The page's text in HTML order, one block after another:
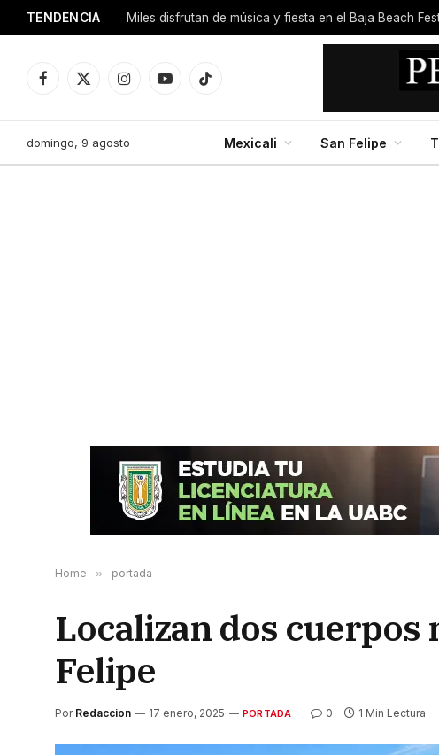
TENDENCIA Miles disfrutan de música y fiesta en el Baja Beach
Facebook
X
InstagramYouTubeTikTok
domingo, 9 agosto Mexicali San Felipe
Home » portada
Localizan dos
Felipe
Por Redaccion 17 enero, 2025 PORTADA 0 1 Min Lectura